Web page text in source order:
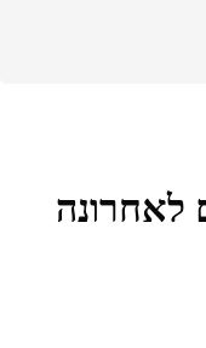
לאחרונה